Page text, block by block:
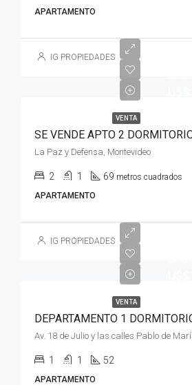
APARTAMENTO
IG PROPIEDADES
VENTA
La Paz y Defensa, Montevideo
2 1 69 metros cuadrados
APARTAMENTO
IG PROPIEDADES
VENTA
Av. 18 de Julio y las calles Pablo de
1 1 52
APARTAMENTO